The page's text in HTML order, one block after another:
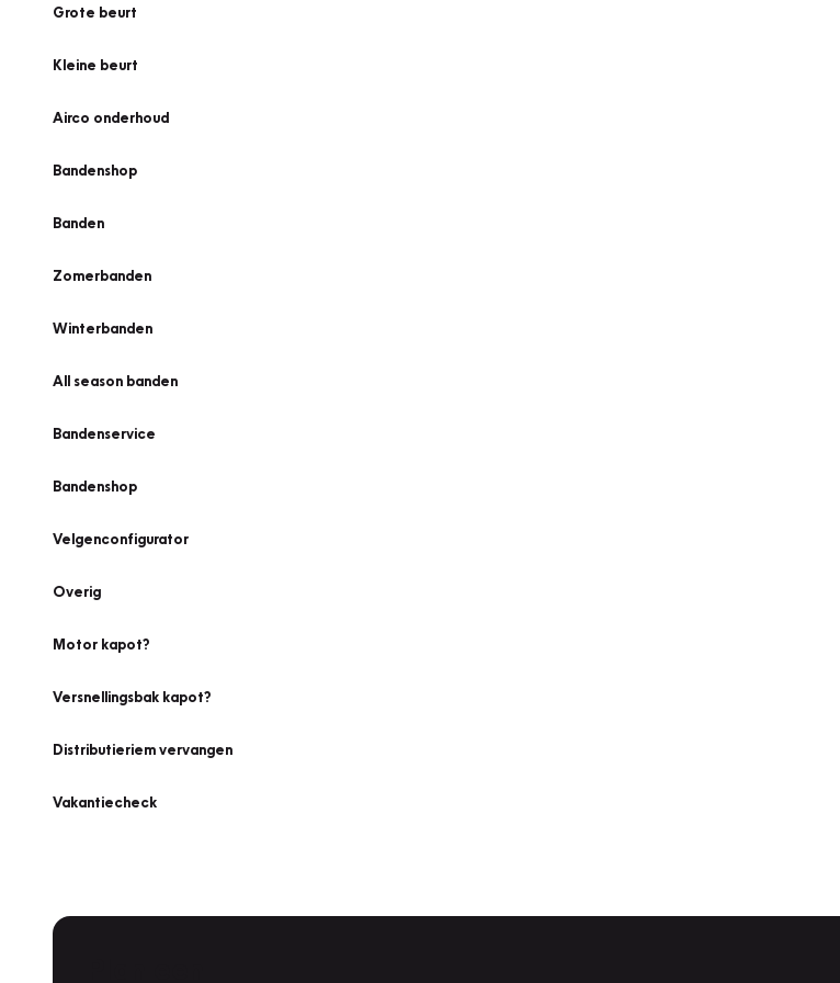
Grote beurt
Kleine beurt
Airco onderhoud
Bandenshop
Banden
Zomerbanden
Winterbanden
All season banden
Bandenservice
Bandenshop
Velgenconfigurator
Overig
Motor kapot?
Versnellingsbak kapot?
Distributieriem vervangen
Vakantiecheck